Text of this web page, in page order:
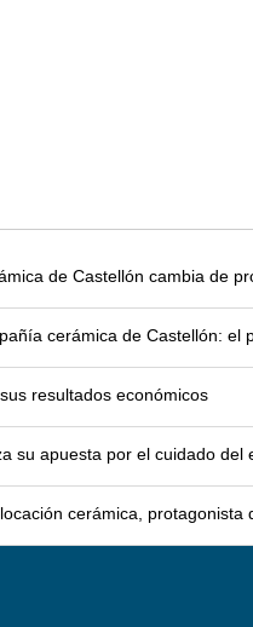
de Castellón cambia de
cerámica de Castellón: el
resultados económicos
su apuesta por el cuidado del
cerámica,